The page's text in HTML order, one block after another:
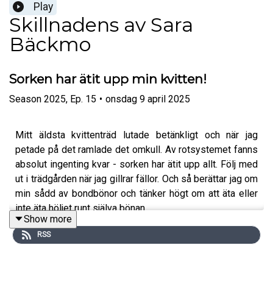
Play
Skillnadens av Sara
Bäckmo
Sorken har ätit upp min kvitten!
Season 2025, Ep. 15 • onsdag 9 april 2025
Mitt äldsta kvittenträd lutade betänkligt och när jag
petade på det ramlade det omkull. Av rotsystemet fanns
absolut ingenting kvar - sorken har ätit upp allt. Följ med
ut i trädgården när jag gillrar fällor. Och så berättar jag om
min sådd av bondbönor och tänker högt om att äta eller
inte äta höljet runt själva bönan.
Skillnadens podd görs av Sara Bäckmo -
www.sarabackmo.se.
Show more
RSS